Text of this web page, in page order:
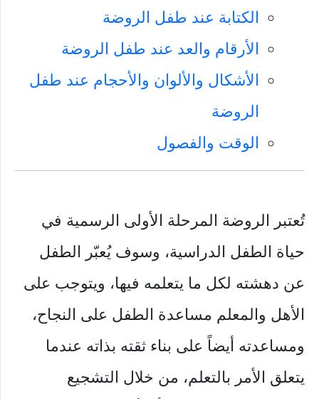
الكتابة عند طفل الروضة
الأرقام والعد عند طفل الروضة
الأشكال والألوان والأحجام عند طفل
الروضة
الوقت والفصول
تُعتبر الروضة المرحلة الأولى الرسمية في
حياة الطفل الدراسية، وسوف يُعبّر الطفل
عن دهشته لكل ما يتعلمه فيها، ويتوجب على
الأهل والمعلم مساعدة الطفل على النجاح،
ومساعدته أيضاً على بناء ثقته بذاته عندما
يتعلق الأمر بالتعلم، من خلال التشجيع